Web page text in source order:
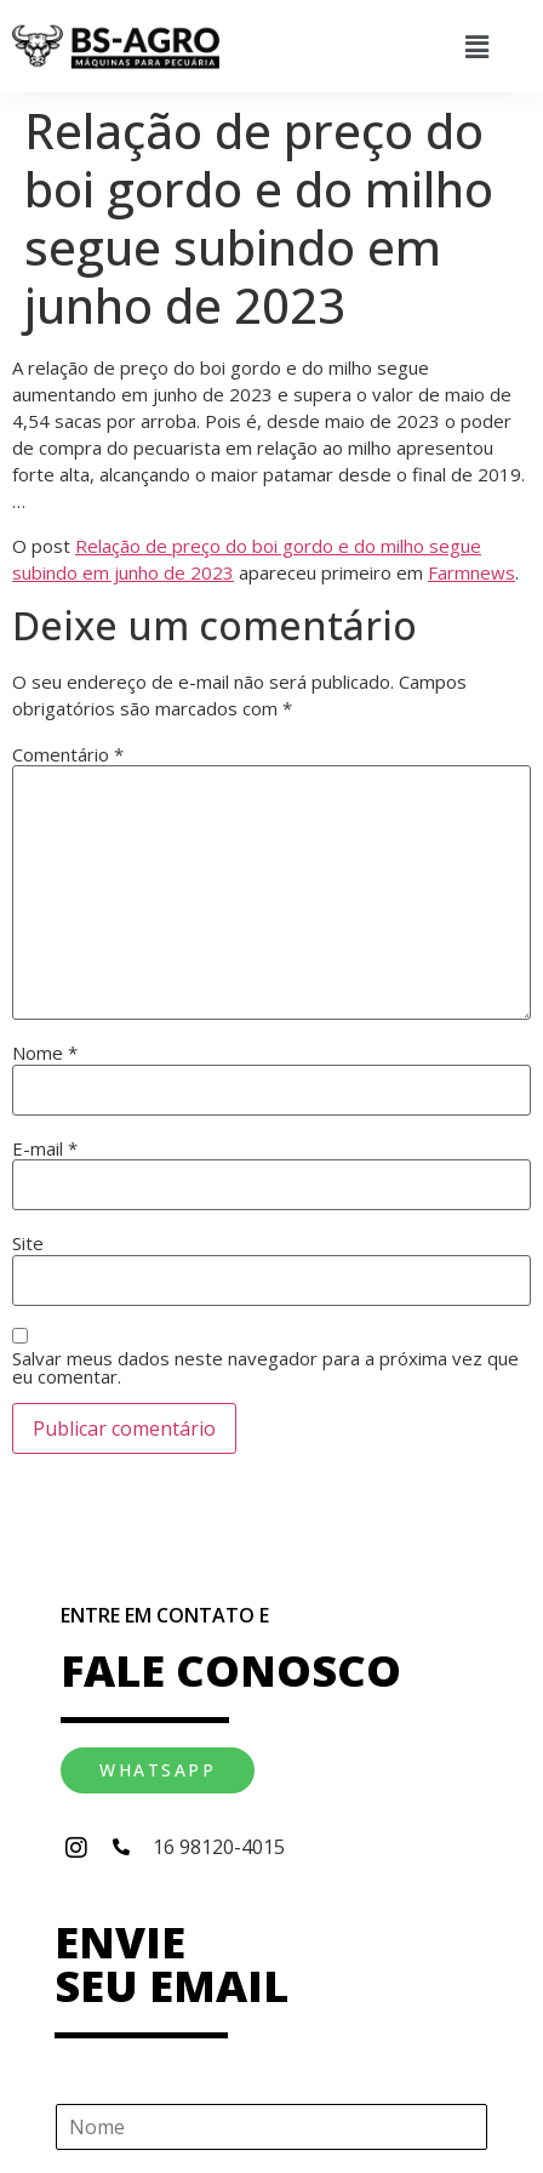
Relação de preço do
boi gordo e do milho
segue subindo em
junho de 2023
A relação de preço do boi gordo e do milho segue
aumentando em junho de 2023 e supera o valor de maio de
4,54 sacas por arroba. Pois é, desde maio de 2023 o poder
de compra do pecuarista em relação ao milho apresentou
forte alta, alcançando o maior patamar desde o final de 2019.
…
O post Relação de preço do boi gordo e do milho segue
subindo em junho de 2023 apareceu primeiro em Farmnews.
Deixe um comentário
O seu endereço de e-mail não será publicado. Campos
obrigatórios são marcados com *
Comentário *
Nome *
E-mail *
Site
Salvar meus dados neste navegador para a próxima vez que
eu comentar.
ENTRE EM CONTATO E
FALE CONOSCO
WHATSAPP
16 98120-4015
ENVIE
SEU EMAIL
N